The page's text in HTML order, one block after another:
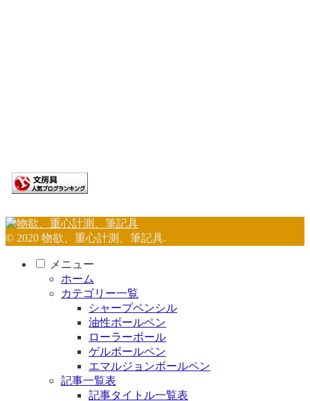
© 2020 物欲、重心計測、筆記具.
メニュー
ホーム
カテゴリー一覧
シャープペンシル
油性ボールペン
ローラーボール
ゲルボールペン
エマルジョンボールペン
記事一覧表
記事タイトル一覧表